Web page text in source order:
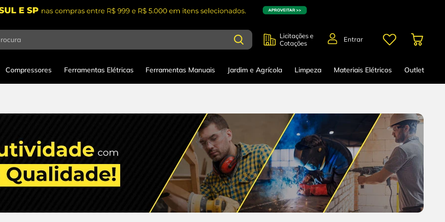
Licitações e
Cotações
Entrar
Compressores Ferramentas Elétricas Ferramentas Manuais Jardim e Agrícola Limpeza Materiais Elétricos Outlet